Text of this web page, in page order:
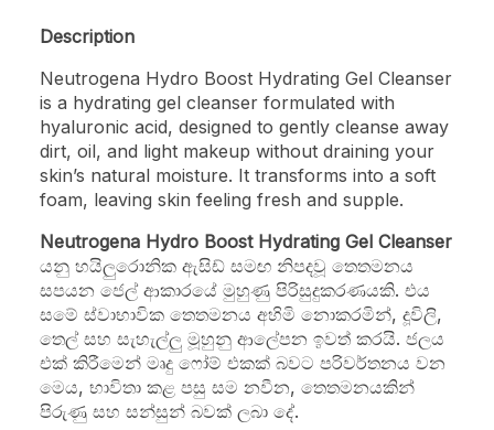
Description
Neutrogena Hydro Boost Hydrating Gel Cleanser
is a hydrating gel cleanser formulated with
hyaluronic acid, designed to gently cleanse away
dirt, oil, and light makeup without draining your
skin’s natural moisture. It transforms into a soft
foam, leaving skin feeling fresh and supple.
Neutrogena Hydro Boost Hydrating Gel Cleanser
යනු හයිලුරොනික ඇසිඩ් සමඟ නිපදවූ තෙතමනය
සපයන ජෙල් ආකාරයේ මුහුණු පිරිසුදුකරණයකි. එය
සමේ ස්වාභාවික තෙතමනය අහිමි නොකරමින්, දූවිලි,
තෙල් සහ සැහැල්ලු මූහුනු ආලේපන ඉවත් කරයි. ජලය
එක් කිරීමෙන් මෘදු ෆෝම් එකක් බවට පරිවර්තනය වන
මෙය, භාවිතා කළ පසු සම නවීන, තෙතමනයකින්
පිරුණු සහ සන්සුන් බවක් ලබා දේ.